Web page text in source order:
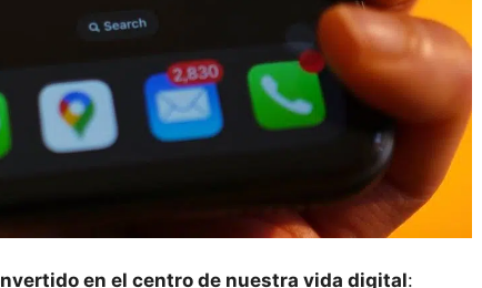
en el centro de nuestra vida digital: